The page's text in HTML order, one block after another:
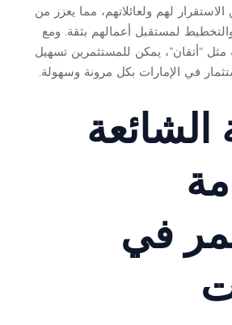
الاستقرار لهم ولعائلاتهم، مما يعزز من
لمستقبل أعمالهم بثقة. ومع
“أتقان”، يمكن للمستثمرين تسهيل
في الإمارات بكل مرونة وسهولة.
الشائعة
في